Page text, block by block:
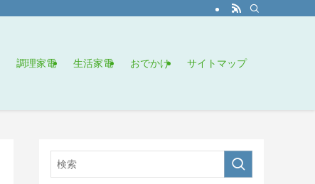
調理家電 生活家電 おでかけ サイトマップ